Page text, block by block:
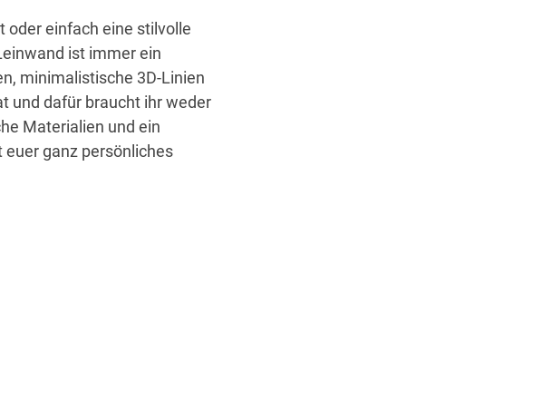
oder einfach eine stilvolle
ist immer ein
minimalistische 3D-Linien
und dafür braucht ihr weder
Materialien und ein
ganz persönliches